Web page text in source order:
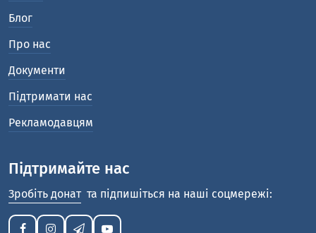
Блог
Про нас
Документи
Підтримати нас
Рекламодавцям
Підтримайте нас
Зробіть донат та підпишіться на наші соцмережі: